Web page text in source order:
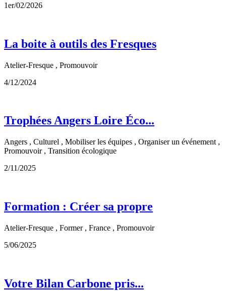
1er/02/2026
La boite à outils des Fresques
Atelier-Fresque , Promouvoir
4/12/2024
Trophées Angers Loire Éco...
Angers , Culturel , Mobiliser les équipes , Organiser un événement ,
Promouvoir , Transition écologique
2/11/2025
Formation : Créer sa propre
Atelier-Fresque , Former , France , Promouvoir
5/06/2025
Votre Bilan Carbone pris...